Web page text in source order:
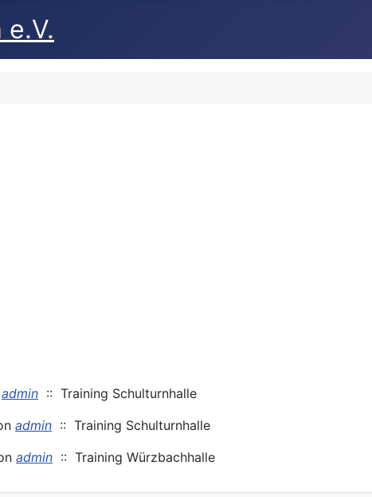
admin :: Training Schulturnhalle
admin :: Training Schulturnhalle
admin :: Training Würzbachhalle